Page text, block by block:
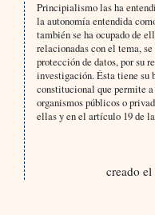
Principialismo las ha
la autonomía entendida
también se ha ocupado de
relacionadas con el tema,
protección de datos, por su
investigación. Ésta tiene su
constitucional que permite
organismos públicos o
ellas y en el artículo 19 de
creado